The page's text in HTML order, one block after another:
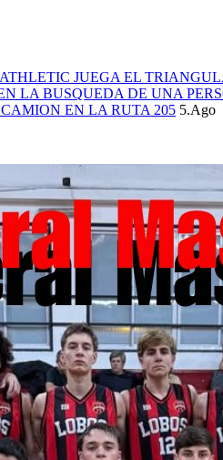
JUEGA EL
LA BUSQUEDA DE UNA
EN LA RUTA 205 5.Ago